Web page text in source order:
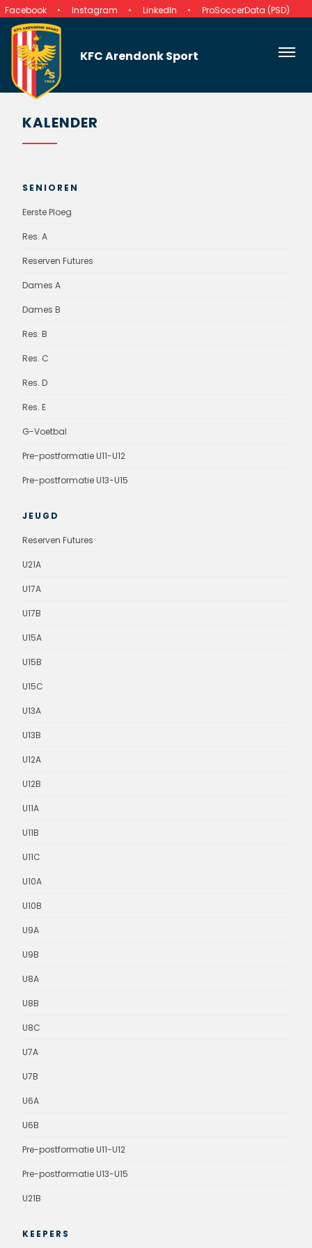
Facebook Instagram LinkedIn ProSoccerData (PSD)
KFC Arendonk Sport
KALENDER
SENIOREN
Eerste Ploeg
Res. A
Reserven Futures
Dames A
Dames B
Res. B
Res. C
Res. D
Res. E
G-Voetbal
Pre-postformatie U11-U12
Pre-postformatie U13-U15
JEUGD
Reserven Futures
U21A
U17A
U17B
U15A
U15B
U15C
U13A
U13B
U12A
U12B
U11A
U11B
U11C
U10A
U10B
U9A
U9B
U8A
U8B
U8C
U7A
U7B
U6A
U6B
Pre-postformatie U11-U12
Pre-postformatie U13-U15
U21B
KEEPERS